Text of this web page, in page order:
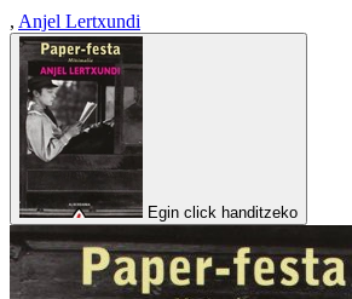
, Anjel Lertxundi
Egin click handitzeko